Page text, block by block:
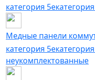
категория 5e
Медные панели
категория 5е
неукомплектованные